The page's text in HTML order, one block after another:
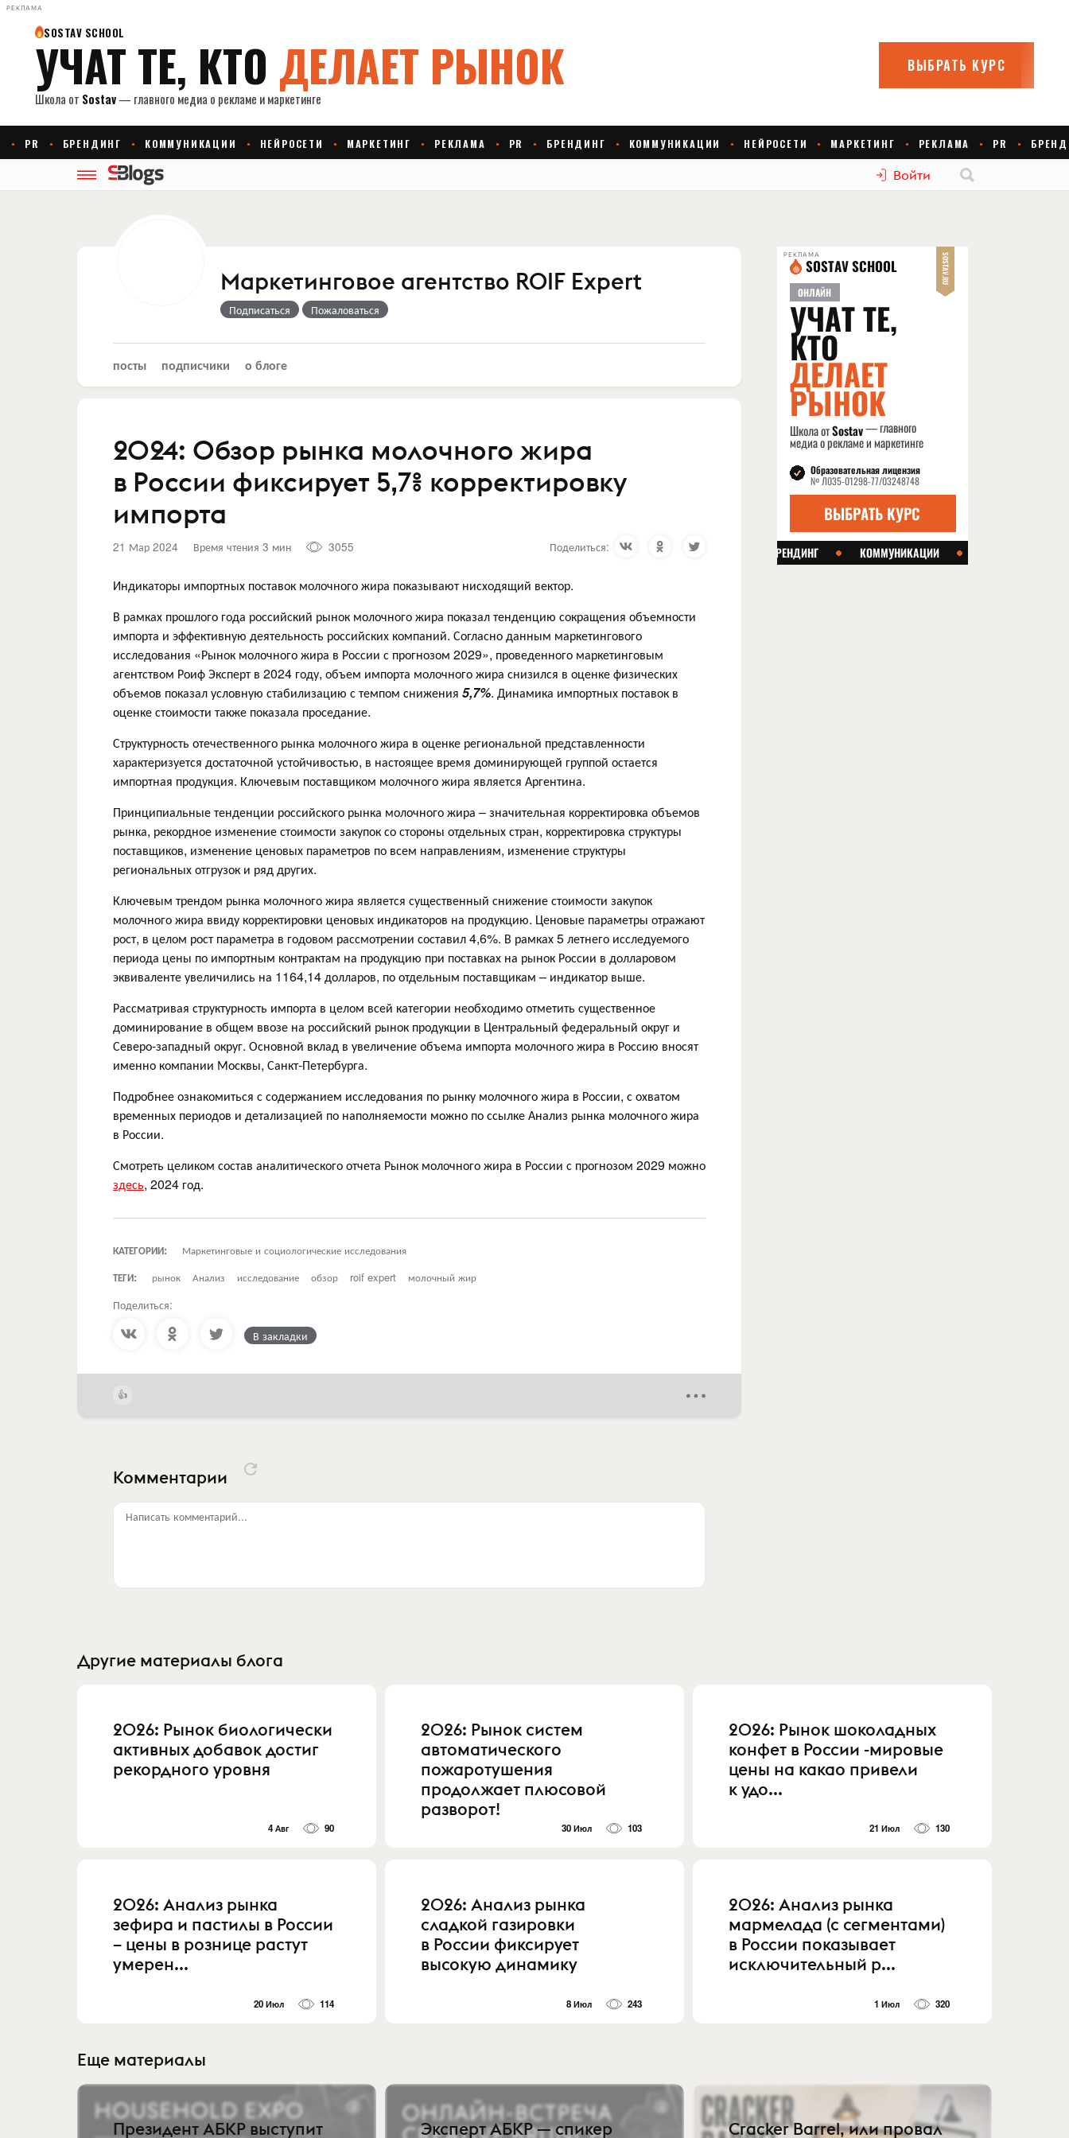
РЕКЛАМА
Войти
Маркетинговое агентство ROIF Expert
Подписаться Пожаловаться
посты подписчики о блоге
2024: Обзор рынка молочного жира
в России фиксирует 5,7% корректировку
импорта
21 Мар 2024 Время чтения 3 мин 3055 Поделиться:
Индикаторы импортных поставок молочного жира показывают нисходящий вектор.
В рамках прошлого года российский рынок молочного жира показал тенденцию сокращения объемности
импорта и эффективную деятельность российских компаний. Согласно данным маркетингового
исследования «Рынок молочного жира в России с прогнозом 2029», проведенного маркетинговым
агентством Роиф Эксперт в 2024 году, объем импорта молочного жира снизился в оценке физических
объемов показал условную стабилизацию с темпом снижения 5,7%. Динамика импортных поставок в
оценке стоимости также показала проседание.
Структурность отечественного рынка молочного жира в оценке региональной представленности
характеризуется достаточной устойчивостью, в настоящее время доминирующей группой остается
импортная продукция. Ключевым поставщиком молочного жира является Аргентина.
Принципиальные тенденции российского рынка молочного жира – значительная корректировка объемов
рынка, рекордное изменение стоимости закупок со стороны отдельных стран, корректировка структуры
поставщиков, изменение ценовых параметров по всем направлениям, изменение структуры
региональных отгрузок и ряд других.
Ключевым трендом рынка молочного жира является существенный снижение стоимости закупок
молочного жира ввиду корректировки ценовых индикаторов на продукцию. Ценовые параметры отражают
рост, в целом рост параметра в годовом рассмотрении составил 4,6%. В рамках 5 летнего исследуемого
периода цены по импортным контрактам на продукцию при поставках на рынок России в долларовом
эквиваленте увеличились на 1164,14 долларов, по отдельным поставщикам – индикатор выше.
Рассматривая структурность импорта в целом всей категории необходимо отметить существенное
доминирование в общем ввозе на российский рынок продукции в Центральный федеральный округ и
Северо-западный округ. Основной вклад в увеличение объема импорта молочного жира в Россию вносят
именно компании Москвы, Санкт-Петербурга.
Подробнее ознакомиться с содержанием исследования по рынку молочного жира в России, с охватом
временных периодов и детализацией по наполняемости можно по ссылке Анализ рынка молочного жира
в России.
Смотреть целиком состав аналитического отчета Рынок молочного жира в России с прогнозом 2029 можно
здесь, 2024 год.
КАТЕГОРИИ:
Маркетинговые и социологические исследования
ТЕГИ:
рынок Анализ исследование обзор roif expert молочный жир
Поделиться:
В закладки
Комментарии
Написать комментарий...
РЕКЛАМА
Другие материалы блога
2026: Рынок биологически
активных добавок достиг
рекордного уровня
4 Авг 90
2026: Рынок систем
автоматического
пожаротушения
продолжает плюсовой
разворот!
30 Июл 103
2026: Рынок шоколадных
конфет в России -мировые
цены на какао привели
к удо...
21 Июл 130
2026: Анализ рынка
зефира и пастилы в России
– цены в рознице растут
умерен...
20 Июл 114
2026: Анализ рынка
сладкой газировки
в России фиксирует
высокую динамику
8 Июл 243
2026: Анализ рынка
мармелада (с сегментами)
в России показывает
исключительный р...
1 Июл 320
Еще материалы
Президент АБКР выступит Эксперт АБКР — спикер Cracker Barrel, или провал